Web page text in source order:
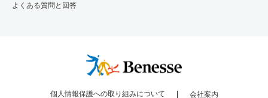
よくある質問と回答
個人情報保護への取り組みについて 会社案内